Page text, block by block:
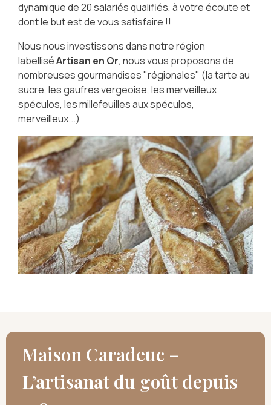
dynamique de 20 salariés qualifiés, à votre écoute et
dont le but est de vous satisfaire !!
Nous nous investissons dans notre région
labelliséArtisan en Or, nous vous proposons de
nombreuses gourmandises "régionales" (la tarte au
sucre, les gaufres vergeoise, les merveilleux
spéculos, les millefeuilles aux spéculos,
merveilleux...)
Maison Caradeuc –
L’artisanat du goût depuis